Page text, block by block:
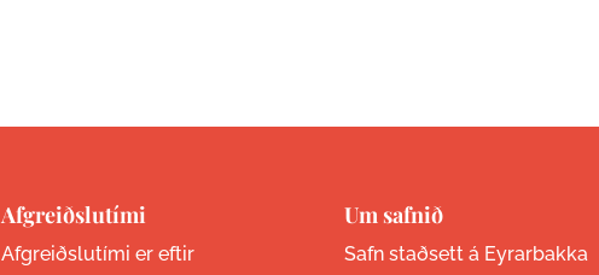
Afgreiðslutími
Afgreiðslutími er eftir
Um safnið
Safn staðsett á Eyrarbakka